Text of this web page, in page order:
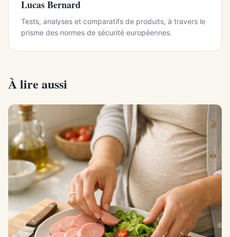
Lucas Bernard
Tests, analyses et comparatifs de produits, à travers le
prisme des normes de sécurité européennes.
À lire aussi